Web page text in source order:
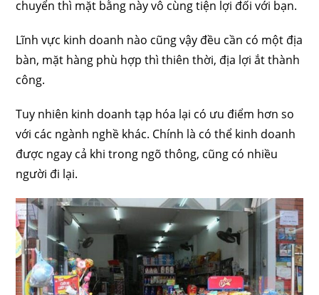
chuyển thì mặt bằng này vô cùng tiện lợi đối với bạn.
Lĩnh vực kinh doanh nào cũng vậy đều cần có một địa
bàn, mặt hàng phù hợp thì thiên thời, địa lợi ắt thành
công.
Tuy nhiên kinh doanh tạp hóa lại có ưu điểm hơn so
với các ngành nghề khác. Chính là có thể kinh doanh
được ngay cả khi trong ngõ thông, cũng có nhiều
người đi lại.